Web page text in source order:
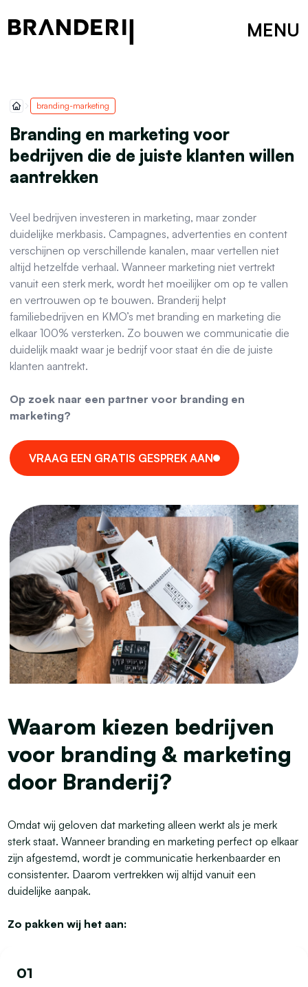
MENU
branding-marketing
Branding en marketing voor
bedrijven die de juiste klanten willen
aantrekken
Veel bedrijven investeren in marketing, maar zonder
duidelijke merkbasis. Campagnes, advertenties en content
verschijnen op verschillende kanalen, maar vertellen niet
altijd hetzelfde verhaal. Wanneer marketing niet vertrekt
vanuit een sterk merk, wordt het moeilijker om op te vallen
en vertrouwen op te bouwen. Branderij helpt
familiebedrijven en KMO’s met branding en marketing die
elkaar 100% versterken. Zo bouwen we communicatie die
duidelijk maakt waar je bedrijf voor staat én die de juiste
klanten aantrekt.
Op zoek naar een partner voor branding en
marketing?
VRAAG EEN GRATIS GESPREK AAN
Waarom kiezen bedrijven
voor branding & marketing
door Branderij?
Omdat wij geloven dat marketing alleen werkt als je merk
sterk staat. Wanneer branding en marketing perfect op elkaar
zijn afgestemd, wordt je communicatie herkenbaarder en
consistenter. Daarom vertrekken wij altijd vanuit een
duidelijke aanpak.
Zo pakken wij het aan:
01